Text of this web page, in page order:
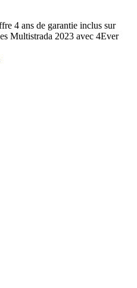
4 ans de garantie inclus sur
Multistrada 2023 avec 4Ever